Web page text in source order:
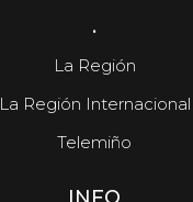
.
La Región
La Región Internacional
Telemiño